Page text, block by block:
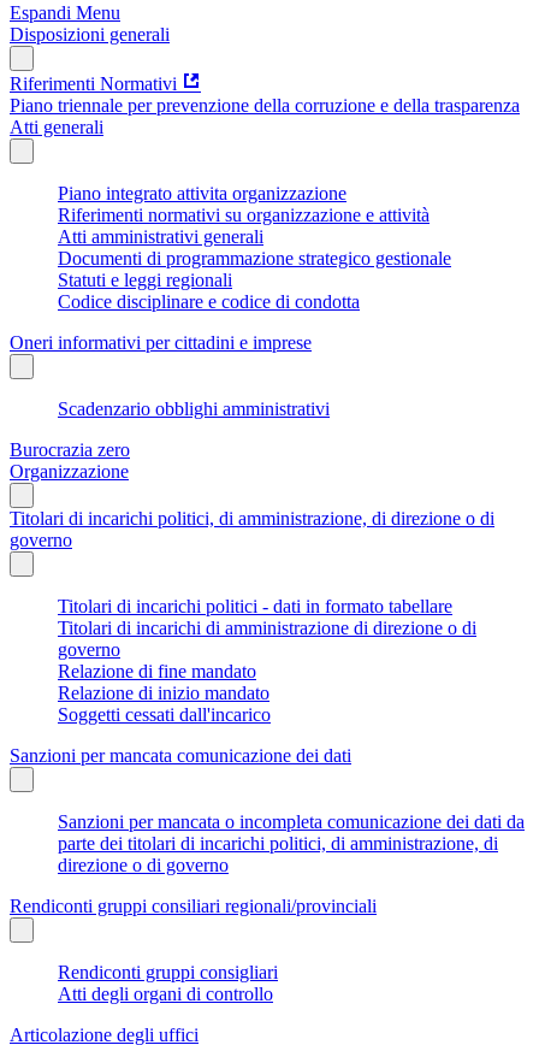
Espandi Menu
Disposizioni generali
Riferimenti Normativi
Piano triennale per prevenzione della corruzione e della trasparenza
Atti generali
Piano integrato attivita organizzazione
Riferimenti normativi su organizzazione e attività
Atti amministrativi generali
Documenti di programmazione strategico gestionale
Statuti e leggi regionali
Codice disciplinare e codice di condotta
Oneri informativi per cittadini e imprese
Scadenzario obblighi amministrativi
Burocrazia zero
Organizzazione
Titolari di incarichi politici, di amministrazione, di direzione o di
governo
Titolari di incarichi politici - dati in formato tabellare
Titolari di incarichi di amministrazione di direzione o di
governo
Relazione di fine mandato
Relazione di inizio mandato
Soggetti cessati dall'incarico
Sanzioni per mancata comunicazione dei dati
Sanzioni per mancata o incompleta comunicazione dei dati da
parte dei titolari di incarichi politici, di amministrazione, di
direzione o di governo
Rendiconti gruppi consiliari regionali/provinciali
Rendiconti gruppi consigliari
Atti degli organi di controllo
Articolazione degli uffici